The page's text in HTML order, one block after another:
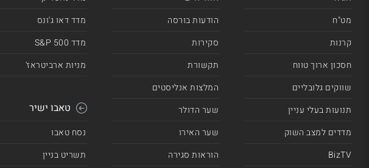
מט"ח
קרנות
חסכון ארוך טווח
שווקים גלובליים
תנועות בעלי עניין
מדדים למצב השוק
BizTV
הודעות בורסה
סקירות
תקשורת
המלצות אנליסטים
שער הדולר
שער האירו
הוראות סגירה
מדד דאו ג'ונס
מדד 500 S&P
מניות ארביטראז'
טאבו ישיר
נסח טאבו
תשריט בניין